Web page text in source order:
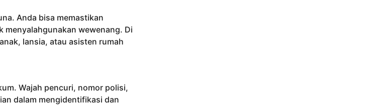
Anda bisa memastikan
menyalahgunakan wewenang. Di
lansia, atau asisten rumah
Wajah pencuri, nomor polisi,
dalam mengidentifikasi dan